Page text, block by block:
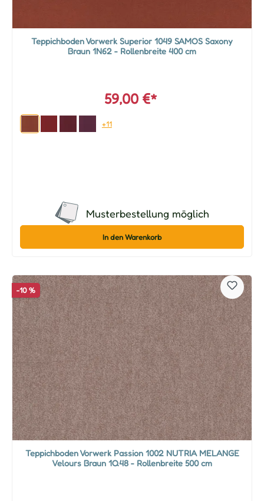
Teppichboden Vorwerk Superior 1049 SAMOS Saxony
Braun 1N62 - Rollenbreite 400 cm
59,00 €*
+11
Musterbestellung möglich
In den Warenkorb
-10 %
Teppichboden Vorwerk Passion 1002 NUTRIA MELANGE
Velours Braun 1Q48 - Rollenbreite 500 cm